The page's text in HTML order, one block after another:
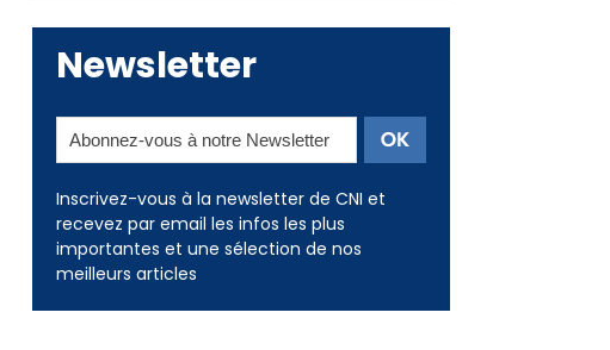
Newsletter
Inscrivez-vous à la newsletter de CNI et
recevez par email les infos les plus
importantes et une sélection de nos
meilleurs articles